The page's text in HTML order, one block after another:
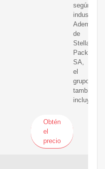
según
industrias.
Además
de
Stella
Pack
SA,
el
grupo
también
incluye
Obtén
el
precio